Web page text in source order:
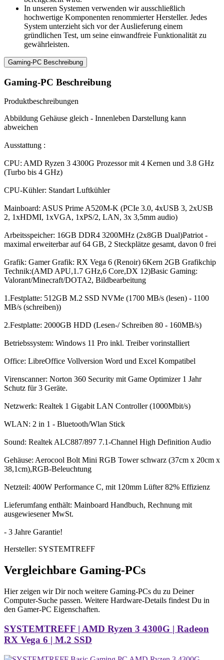
In unseren Systemen verwenden wir ausschließlich
hochwertige Komponenten renommierter Hersteller. Jedes
System unterzieht sich vor der Auslieferung einem
gründlichen Test, um seine einwandfreie Funktionalität zu
gewährleisten.
Gaming-PC Beschreibung
Gaming-PC Beschreibung
Produktbeschreibungen
Abbildung Gehäuse gleich - Innenleben Darstellung kann
abweichen
Ausstattung :
CPU: AMD Ryzen 3 4300G Prozessor mit 4 Kernen und 3.8 GHz
(Turbo bis 4 GHz)
CPU-Kühler: Standart Luftkühler
Mainboard: ASUS Prime A520M-K (PCIe 3.0, 4xUSB 3, 2xUSB
2, 1xHDMI, 1xVGA, 1xPS/2, LAN, 3x 3,5mm audio)
Arbeitsspeicher: 16GB DDR4 3200MHz (2x8GB Dual)Patriot -
maximal erweiterbar auf 64 GB, 2 Steckplätze gesamt, davon 0 frei
Grafik: Gamer Grafik: RX Vega 6 (Renoir) 6Kern 2GB Grafikchip
Technik:(AMD APU,1.7 GHz,6 Core,DX 12)Basic Gaming:
Valorant/Minecraft/DOTA2, Bildbearbeitung
1.Festplatte: 512GB M.2 SSD NVMe (1700 MB/s (lesen) - 1100
MB/s (schreiben))
2.Festplatte: 2000GB HDD (Lesen-/ Schreiben 80 - 160MB/s)
Betriebssystem: Windows 11 Pro inkl. Treiber vorinstalliert
Office: LibreOffice Vollversion Word und Excel Kompatibel
Virenscanner: Norton 360 Security mit Game Optimizer 1 Jahr
Schutz für 3 Geräte.
Netzwerk: Realtek 1 Gigabit LAN Controller (1000Mbit/s)
WLAN: 2 in 1 - Bluetooth/Wlan Stick
Sound: Realtek ALC887/897 7.1-Channel High Definition Audio
Gehäuse: Aerocool Bolt Mini RGB Tower schwarz (37cm x 20cm x
38,1cm),RGB-Beleuchtung
Netzteil: 400W Performance C, mit 120mm Lüfter 82% Effizienz
Lieferumfang enthält: Mainboard Handbuch, Rechnung mit
ausgewiesener MwSt.
- 3 Jahre Garantie!
Hersteller: SYSTEMTREFF
Vergleichbare Gaming-PCs
Hier zeigen wir Dir noch weitere Gaming-PCs du zu Deiner
Computer-Suche passen. Weitere Hardware-Details findest Du in
den Gamer-PC Eigenschaften.
SYSTEMTREFF | AMD Ryzen 3 4300G | Radeon
RX Vega 6 | M.2 SSD